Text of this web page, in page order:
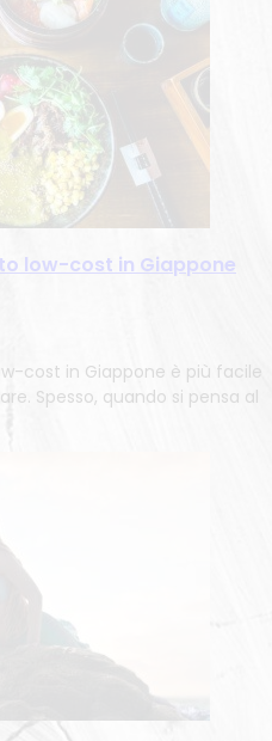
low-cost in Giappone
cost in Giappone è più facile
Spesso, quando si pensa al